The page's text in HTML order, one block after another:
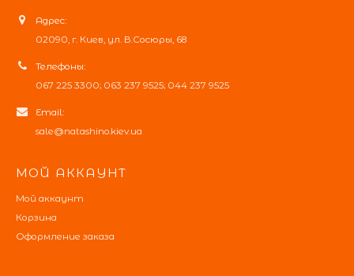
Адрес:
02090, г. Киев, ул. В.Сосюры, 68
Телефоны:
067 225 3300; 063 237 9525; 044 237 9525
Email:
sale@natashino.kiev.ua
МОЙ АККАУНТ
Мой аккаунт
Корзина
Оформление заказа